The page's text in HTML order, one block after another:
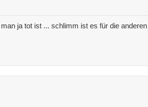
ja tot ist ... schlimm ist es für die